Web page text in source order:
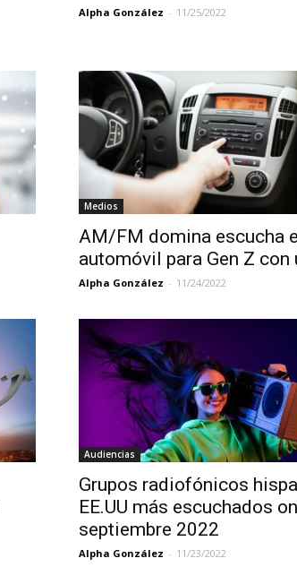
Alpha González - 11/25/2022
Medios
AM/FM domina escucha
automóvil para Gen Z con
Alpha González - 11/24/2022
Audiencias
Grupos radiofónicos
EE.UU más escuchados
septiembre 2022
Alpha González - 11/23/2022